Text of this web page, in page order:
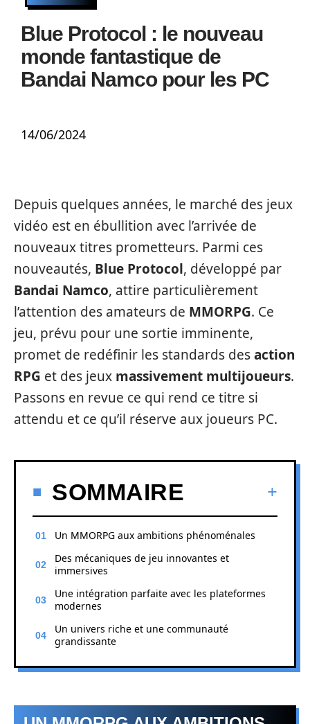
Blue Protocol : le nouveau
monde fantastique de
Bandai Namco pour les PC
14/06/2024
Depuis quelques années, le marché des jeux
vidéo est en ébullition avec l’arrivée de
nouveaux titres prometteurs. Parmi ces
nouveautés, Blue Protocol, développé par
Bandai Namco, attire particulièrement
l’attention des amateurs de MMORPG. Ce
jeu, prévu pour une sortie imminente,
promet de redéfinir les standards desaction
RPG et des jeux massivement multijoueurs.
Passons en revue ce qui rend ce titre si
attendu et ce qu’il réserve aux joueurs PC.
SOMMAIRE
Un MMORPG aux ambitions phénoménales
Des mécaniques de jeu innovantes et
immersives
Une intégration parfaite avec les plateformes
modernes
Un univers riche et une communauté
grandissante